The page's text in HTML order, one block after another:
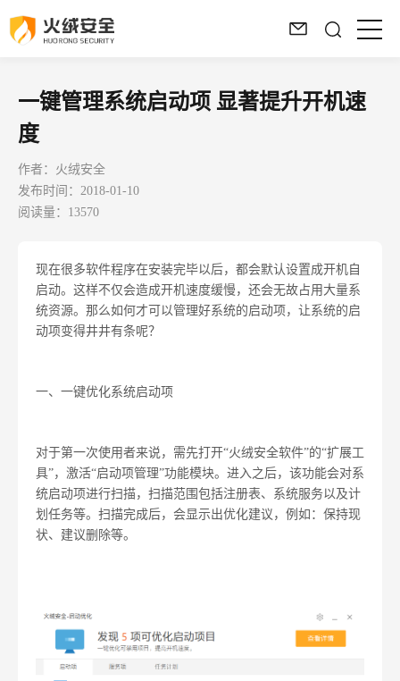
一键管理系统启动项 显著提升开机速
度
作者：火绒安全
发布时间：2018-01-10
阅读量：13570
现在很多软件程序在安装完毕以后，都会默认设置成开机自
启动。这样不仅会造成开机速度缓慢，还会无故占用大量系
统资源。那么如何才可以管理好系统的启动项，让系统的启
动项变得井井有条呢？
一、一键优化系统启动项
对于第一次使用者来说，需先打开“火绒安全软件”的“扩展工
具”，激活“启动项管理”功能模块。进入之后，该功能会对系
统启动项进行扫描，扫描范围包括注册表、系统服务以及计
划任务等。扫描完成后，会显示出优化建议，例如：保持现
状、建议删除等。